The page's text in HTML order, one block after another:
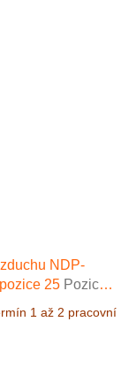
NDP-
25 Pozice
1 až 2 pracovní